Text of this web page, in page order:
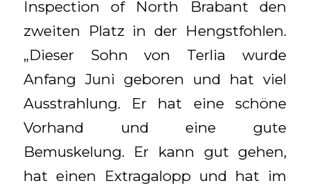
Inspection of North Brabant den
zweiten Platz in der Hengstfohlen.
„Dieser Sohn von Terlia wurde
Anfang Juni geboren und hat viel
Ausstrahlung. Er hat eine schöne
Vorhand und eine gute
Bemuskelung. Er kann gut gehen,
hat einen Extragalopp und hat im